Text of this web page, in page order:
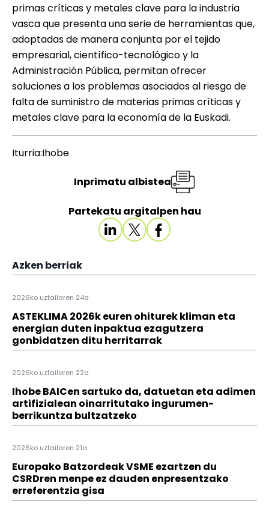
primas críticas y metales clave para la industria
vasca que presenta una serie de herramientas que,
adoptadas de manera conjunta por el tejido
empresarial, científico-tecnológico y la
Administración Pública, permitan ofrecer
soluciones a los problemas asociados al riesgo de
falta de suministro de materias primas críticas y
metales clave para la economía de la Euskadi.
Iturria:Ihobe
Partekatu argitalpen hau
Inprimatu albistea
Azken berriak
2026ko uztailaren 24a
ASTEKLIMA 2026k euren ohiturek kliman eta
energian duten inpaktua ezagutzera
gonbidatzen ditu herritarrak
2026ko uztailaren 22a
Ihobe BAICen sartuko da, datuetan eta adimen
artifizialean oinarritutako ingurumen-
berrikuntza bultzatzeko
2026ko uztailaren 21a
Europako Batzordeak VSME ezartzen du
CSRDren menpe ez dauden enpresentzako
erreferentzia gisa